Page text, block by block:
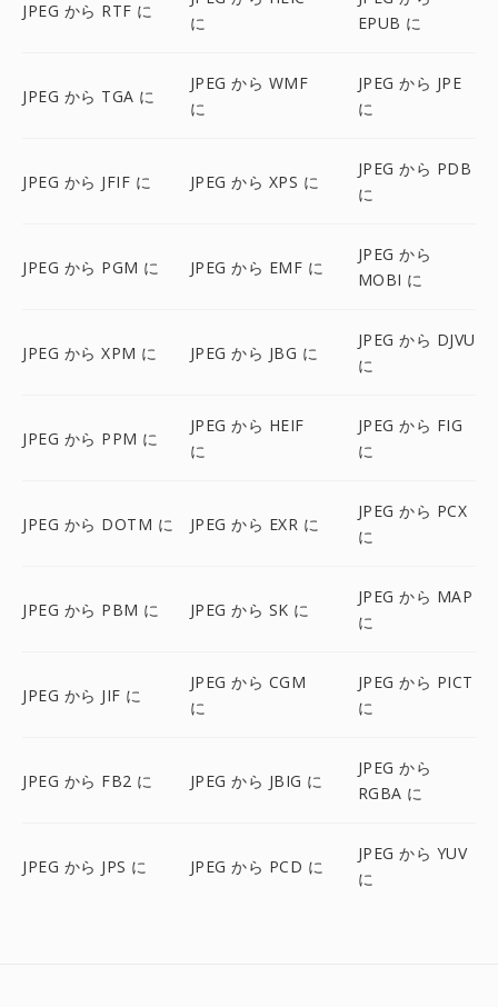
JPEG から RTF に
に
EPUB に
JPEG から TGA に
JPEG から WMF
に
JPEG から JPE
に
JPEG から JFIF に JPEG から XPS に
JPEG から PDB
に
JPEG から PGM に JPEG から EMF に
JPEG から
MOBI に
JPEG から XPM に JPEG から JBG に
JPEG から DJVU
に
JPEG から PPM に
JPEG から HEIF
に
JPEG から FIG
に
JPEG から DOTM に JPEG から EXR に
JPEG から PCX
に
JPEG から PBM に JPEG から SK に
JPEG から MAP
に
JPEG から JIF に
JPEG から CGM
に
JPEG から PICT
に
JPEG から FB2 に JPEG から JBIG に
JPEG から
RGBA に
JPEG から JPS に JPEG から PCD に
JPEG から YUV
に